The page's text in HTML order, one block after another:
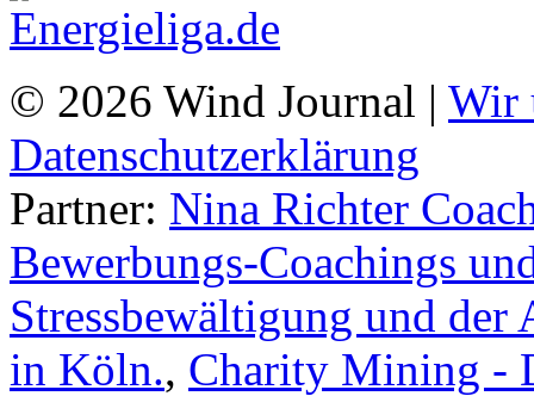
© 2026 Wind Journal | Wir
Datenschutzerklärung
Partner: Nina Richter
Bewerbungs-Coachings
Stressbewältigung und
in Köln., Charity Mining -